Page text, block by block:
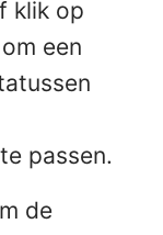
klik op
een
passen.
de